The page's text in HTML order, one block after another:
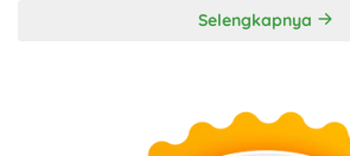
Selengkapnya